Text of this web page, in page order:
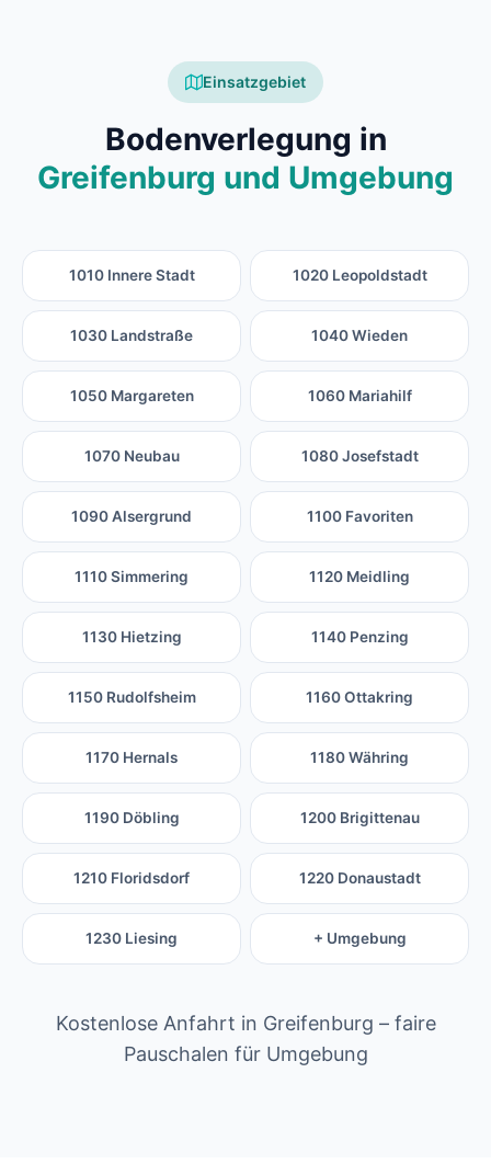
Einsatzgebiet
Bodenverlegung in
Greifenburg und Umgebung
1010 Innere Stadt 1020 Leopoldstadt
1030 Landstraße 1040 Wieden
1050 Margareten 1060 Mariahilf
1070 Neubau 1080 Josefstadt
1090 Alsergrund 1100 Favoriten
1110 Simmering 1120 Meidling
1130 Hietzing 1140 Penzing
1150 Rudolfsheim 1160 Ottakring
1170 Hernals 1180 Währing
1190 Döbling 1200 Brigittenau
1210 Floridsdorf 1220 Donaustadt
1230 Liesing + Umgebung
Kostenlose Anfahrt in Greifenburg – faire
Pauschalen für Umgebung